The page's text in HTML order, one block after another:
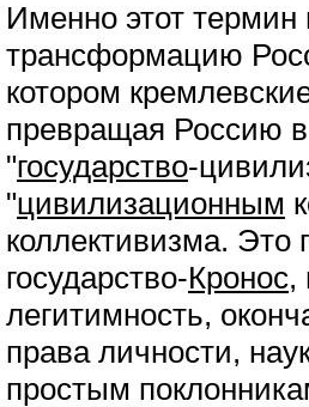
Именно этот термин
трансформацию
котором
превращая Россию
"государство-
"цивилизационным
коллективизма. Это
государство-Кронос,
легитимность,
права личности,
простым